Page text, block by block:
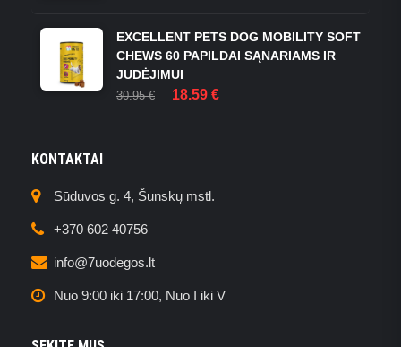
16.00 €.
14.00 €.
EXCELLENT PETS DOG MOBILITY SOFT
CHEWS 60 PAPILDAI SĄNARIAMS IR
JUDĖJIMUI
30.95€
ORIGINAL
18.59 €
KONTAKTAI
Sūduvos g. 4, Šunskų mstl.
+370 602 40756
info@7uodegos.lt
Nuo 9:00 iki 17:00, Nuo I iki V